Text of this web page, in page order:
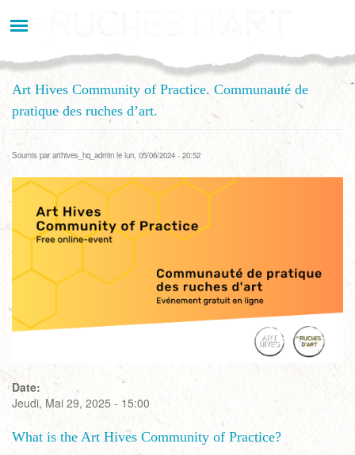
au
Art Hives Community of Practice. Communauté de
pratique des ruches d’art.
Soumis par arthives_hq_admin le lun, 05/06/2024 - 20:52
Date:
Jeudi, Mai 29, 2025 - 15:00
What is the Art Hives Community of Practice?